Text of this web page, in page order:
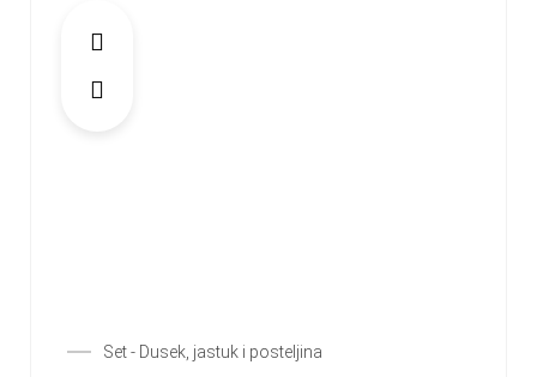
Set - Dusek, jastuk i posteljina